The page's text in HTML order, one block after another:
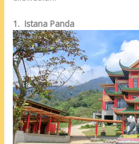
1. Istana Panda